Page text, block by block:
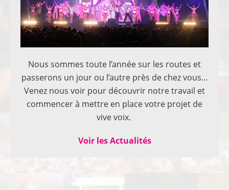
Nous sommes toute l’année sur les routes et
passerons un jour ou l’autre près de chez vous…
Venez nous voir pour découvrir notre travail et
commencer à mettre en place votre projet de
vive voix.
Voir les Actualités